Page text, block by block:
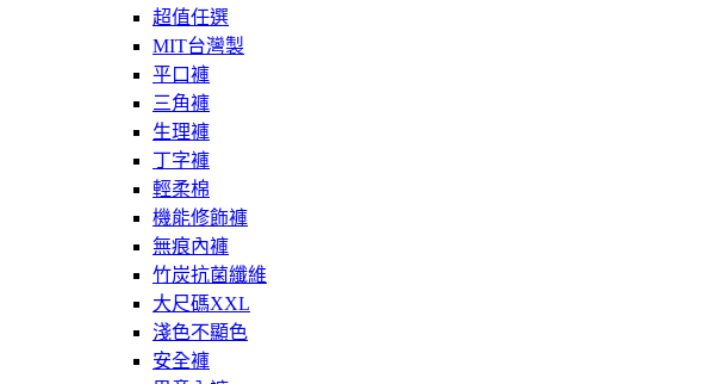
超值任選
MIT台灣製
平口褲
三角褲
生理褲
丁字褲
輕柔棉
機能修飾褲
無痕內褲
竹炭抗菌纖維
大尺碼XXL
淺色不顯色
安全褲